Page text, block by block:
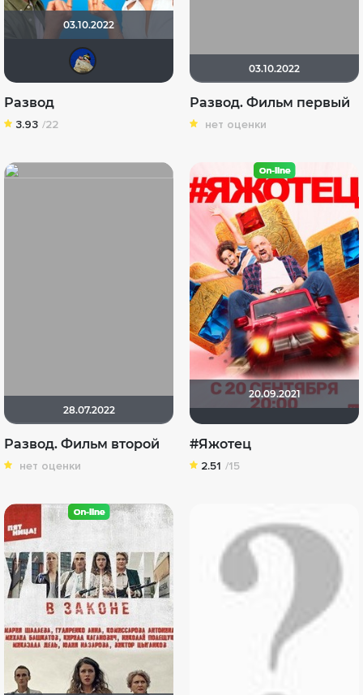
03.10.2022
didak2002
Развод
3.93 /22
03.10.2022
Развод. Фильм первый
нет оценки
28.07.2022
Развод. Фильм второй
нет оценки
20.09.2021
#Яжотец
2.51 /15